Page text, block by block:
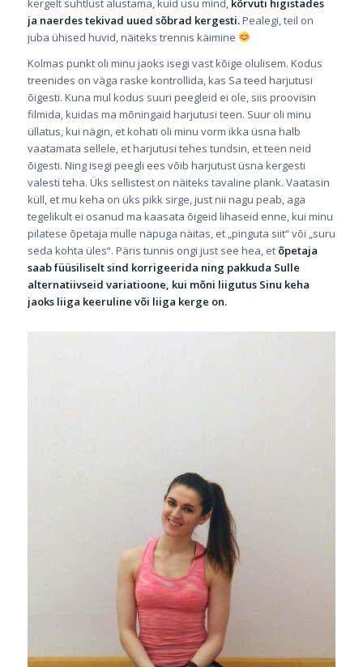
kergelt suhtlust alustama, kuid usu mind, kõrvuti higistades
ja naerdes tekivad uued sõbrad kergesti.Pealegi, teil on
juba ühised huvid, näiteks trennis käimine
Kolmas punkt oli minu jaoks isegi vast kõige olulisem. Kodus
treenides on väga raske kontrollida, kas Sa teed harjutusi
õigesti. Kuna mul kodus suuri peegleid ei ole, siis proovisin
filmida, kuidas ma mõningaid harjutusi teen. Suur oli minu
üllatus, kui nägin, et kohati oli minu vorm ikka üsna halb
vaatamata sellele, et harjutusi tehes tundsin, et teen neid
õigesti. Ning isegi peegli ees võib harjutust üsna kergesti
valesti teha. Üks sellistest on näiteks tavaline plank. Vaatasin
küll, et mu keha on üks pikk sirge, just nii nagu peab, aga
tegelikult ei osanud ma kaasata õigeid lihaseid enne, kui minu
pilatese õpetaja mulle näpuga näitas, et „pinguta siit“ või „suru
seda kohta üles“. Päris tunnis ongi just see hea, et õpetaja
saab füüsiliselt sind korrigeerida ning pakkuda Sulle
alternatiivseid variatioone, kui mõni liigutus Sinu keha
jaoks liiga keeruline või liiga kerge on.